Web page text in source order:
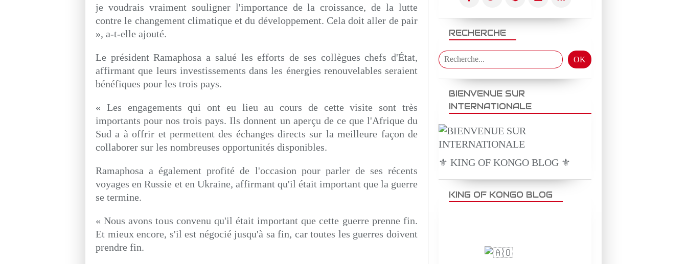
je voudrais vraiment souligner l'importance de la croissance, de la lutte
contre le changement climatique et du développement. Cela doit aller de pair
», a-t-elle ajouté.
Le président Ramaphosa a salué les efforts de ses collègues chefs d'État,
affirmant que leurs investissements dans les énergies renouvelables seraient
bénéfiques pour les trois pays.
« Les engagements qui ont eu lieu au cours de cette visite sont très
importants pour nos trois pays. Ils donnent un aperçu de ce que l'Afrique du
Sud a à offrir et permettent des échanges directs sur la meilleure façon de
collaborer sur les nombreuses opportunités disponibles.
Ramaphosa a également profité de l'occasion pour parler de ses récents
voyages en Russie et en Ukraine, affirmant qu'il était important que la guerre
se termine.
« Nous avons tous convenu qu'il était important que cette guerre prenne fin.
Et mieux encore, s'il est négocié jusqu'à sa fin, car toutes les guerres doivent
prendre fin.
RECHERCHE
BIENVENUE SUR
INTERNATIONALE
⚜️ KING OF KONGO BLOG ⚜️
KING OF KONGO BLOG